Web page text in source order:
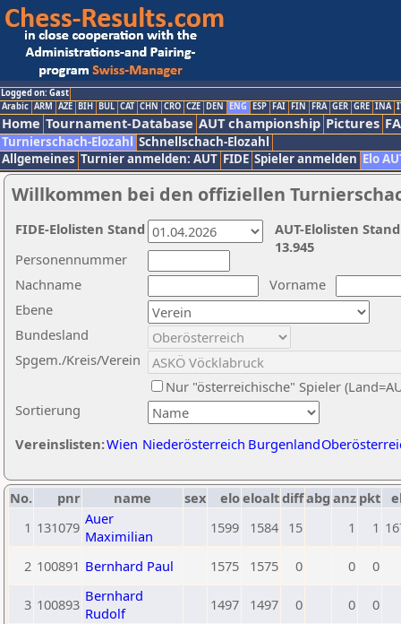
Logged on: Gast
Arabic ARM AZE BIH BUL CAT CHN CRO CZE DEN ENG ESP FAI FIN FRA GER GRE INA
Home Tournament-Database AUT championship Pictures
Turnierschach-Elozahl Schnellschach-Elozahl
Allgemeines Turnier anmelden: AUT FIDE Spieler anmelden Elo
Willkommen bei den offiziellen
Nachname
Vorname
Ebene
Sortierung
Personennummer
Bundesland
Spgem./Kreis/Verein
Nur "österreichische" Spieler
Vereinslisten:Wien Niederösterreich Burgenland
AUT-Elolisten
13.945
FIDE-Elolisten Stand
No. pnr name sex eloeloaltdiffabg anz pkt
1 131079 Auer
Maximilian
1599 1584 15 1 1
2 100891 Bernhard Paul 1575 1575 0 0 0
3 100893 Bernhard
Rudolf
1497 1497 0 0 0